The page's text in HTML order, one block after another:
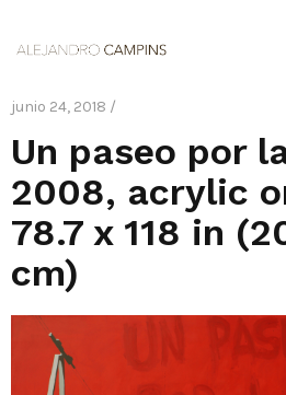
junio 24, 2018 /
Un paseo por
2008, acrylic
78.7 x 118 in
cm)